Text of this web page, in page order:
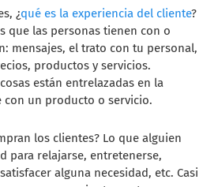
¿qué es la experiencia del cliente?
que las personas tienen con o
mensajes, el trato con tu personal,
productos y servicios.
están entrelazadas en la
con un producto o servicio.
los clientes? Lo que alguien
para relajarse, entretenerse,
alguna necesidad, etc. Casi